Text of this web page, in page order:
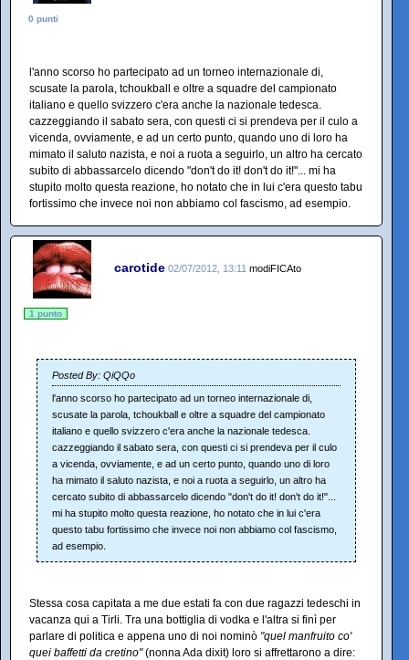
0 punti
l'anno scorso ho partecipato ad un torneo internazionale di,
scusate la parola, tchoukball e oltre a squadre del campionato
italiano e quello svizzero c'era anche la nazionale tedesca.
cazzeggiando il sabato sera, con questi ci si prendeva per il culo a
vicenda, ovviamente, e ad un certo punto, quando uno di loro ha
mimato il saluto nazista, e noi a ruota a seguirlo, un altro ha cercato
subito di abbassarcelo dicendo "don't do it! don't do it!"... mi ha
stupito molto questa reazione, ho notato che in lui c'era questo tabu
fortissimo che invece noi non abbiamo col fascismo, ad esempio.
carotide 02/07/2012, 13:11 modiFICAto
1 punto
Posted By: QiQQo
l'anno scorso ho partecipato ad un torneo internazionale di,
scusate la parola, tchoukball e oltre a squadre del campionato
italiano e quello svizzero c'era anche la nazionale tedesca.
cazzeggiando il sabato sera, con questi ci si prendeva per il culo
a vicenda, ovviamente, e ad un certo punto, quando uno di loro
ha mimato il saluto nazista, e noi a ruota a seguirlo, un altro ha
cercato subito di abbassarcelo dicendo "don't do it! don't do it!"...
mi ha stupito molto questa reazione, ho notato che in lui c'era
questo tabu fortissimo che invece noi non abbiamo col fascismo,
ad esempio.
Stessa cosa capitata a me due estati fa con due ragazzi tedeschi in
vacanza qui a Tirli. Tra una bottiglia di vodka e l'altra si finì per
parlare di politica e appena uno di noi nominò "quel manfruito co'
quei baffetti da cretino"(nonna Ada dixit) loro si affrettarono a dire: